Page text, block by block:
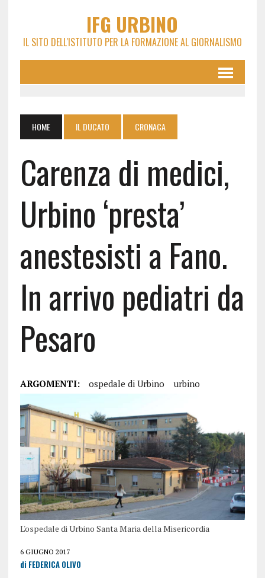
IFG URBINO
IL SITO DELL'ISTITUTO PER LA FORMAZIONE AL GIORNALISMO
HOME IL DUCATO CRONACA
Carenza di medici,
Urbino ‘presta’
anestesisti a Fano.
In arrivo pediatri da
Pesaro
ARGOMENTI: ospedale di Urbino urbino
L'ospedale di Urbino Santa Maria della Misericordia
6 GIUGNO 2017
di FEDERICA OLIVO